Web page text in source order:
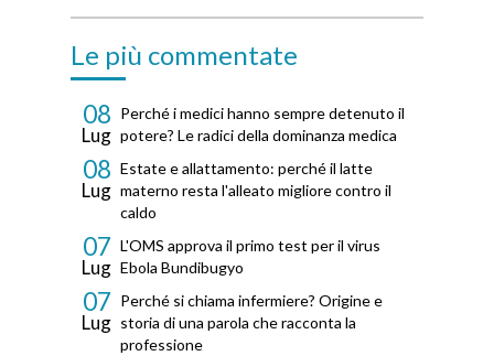
Le più commentate
08
Lug
Perché i medici hanno sempre detenuto il
potere? Le radici della dominanza medica
08
Lug
Estate e allattamento: perché il latte
materno resta l'alleato migliore contro il
caldo
07
Lug
L'OMS approva il primo test per il virus
Ebola Bundibugyo
07
Lug
Perché si chiama infermiere? Origine e
storia di una parola che racconta la
professione